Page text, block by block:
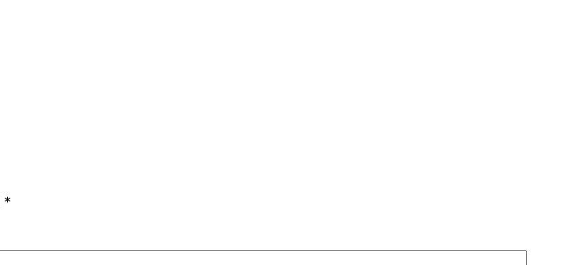
*